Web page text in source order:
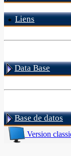
Liens
Data Base
Base de datos
Version